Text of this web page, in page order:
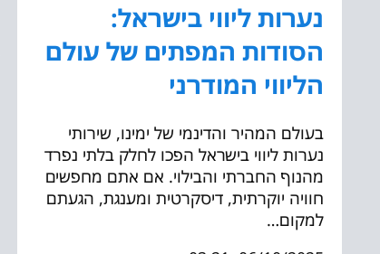
נערות ליווי בישראל:
הסודות המפתים של עולם
הליווי המודרני
בעולם המהיר והדינמי של ימינו, שירותי
נערות ליווי בישראל הפכו לחלק בלתי נפרד
מהנוף החברתי והבילוי. אם אתם מחפשים
חוויה יוקרתית, דיסקרטית ומענגת, הגעתם
למקום…